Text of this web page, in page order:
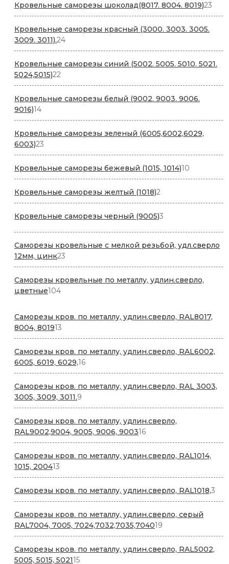
Кровельные саморезы шоколад(8017. 8004. 8019)23
Кровельные саморезы красный (3000. 3003. 3005.
3009. 3011).2424
товара
Кровельные саморезы cиний (5002. 5005. 5010. 5021.
5024,5015)22
товара
Кровельные саморезы белый (9002. 9003. 9006.
9016)1414
товаров
Кровельные саморезы зеленый (6005,6002,6029,
6003)23
товара
Кровельные саморезы бежевый (1015, 1014)10
товаров
Кровельные саморезы желтый (1018)2
товара
Кровельные саморезы черный (9005)3
Саморезы кровельные с мелкой резьбой, удл.сверло
12мм, цинк23
товара
Саморезы кровельные по металлу, удлин.сверло,
цветные104104
Саморезы кров. по металлу, удлин.сверло, RAL8017,
8004, 801913
товаров
Саморезы кров. по металлу, удлин.сверло, RAL6002,
6005, 6019, 6029,1616
товаров
Саморезы кров. по металлу, удлин.сверло, RAL 3003,
3005, 3009, 3011.9
товаров
Саморезы кров. по металлу, удлин.сверло,
RAL9002,9004, 9005, 9006, 90031616
товаров
Саморезы кров. по металлу, удлин.сверло, RAL1014,
1015, 200413
товаров
Саморезы кров. по металлу, удлин.сверло, RAL1018,3
Саморезы кров. по металлу, удлин.сверло, серый
RAL7004, 7005, 7024,7032,7035,704019
товаров
Саморезы кров. по металлу, удлин.сверло, RAL5002,
5005, 5015, 50211515